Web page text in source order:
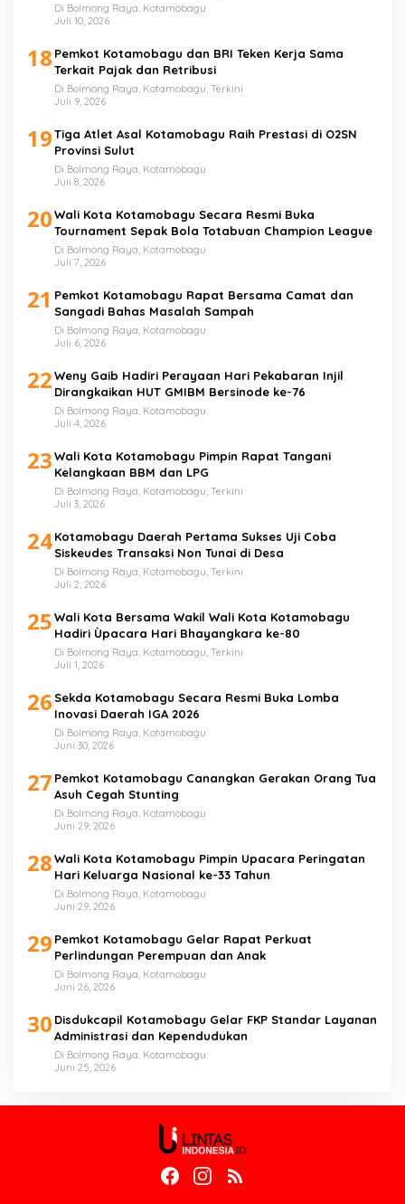
Di Bolmong Raya, Kotamobagu
Juli 10, 2026
18 Pemkot Kotamobagu dan BRI Teken Kerja Sama
Terkait Pajak dan Retribusi
Di Bolmong Raya, Kotamobagu, Terkini
Juli 9, 2026
19Tiga Atlet Asal Kotamobagu Raih Prestasi di O2SN
Provinsi Sulut
Di Bolmong Raya, Kotamobagu
Juli 8, 2026
20Wali Kota Kotamobagu Secara Resmi Buka
Tournament Sepak Bola Totabuan Champion League
Di Bolmong Raya, Kotamobagu
Juli 7, 2026
21 Pemkot Kotamobagu Rapat Bersama Camat dan
Sangadi Bahas Masalah Sampah
Di Bolmong Raya, Kotamobagu
Juli 6, 2026
22Weny Gaib Hadiri Perayaan Hari Pekabaran Injil
Dirangkaikan HUT GMIBM Bersinode ke-76
Di Bolmong Raya, Kotamobagu
Juli 4, 2026
23Wali Kota Kotamobagu Pimpin Rapat Tangani
Kelangkaan BBM dan LPG
Di Bolmong Raya, Kotamobagu, Terkini
Juli 3, 2026
24Kotamobagu Daerah Pertama Sukses Uji Coba
Siskeudes Transaksi Non Tunai di Desa
Di Bolmong Raya, Kotamobagu, Terkini
Juli 2, 2026
25Wali Kota Bersama Wakil Wali Kota Kotamobagu
Hadiri Ùpacara Hari Bhayangkara ke-80
Di Bolmong Raya, Kotamobagu, Terkini
Juli 1, 2026
26 Sekda Kotamobagu Secara Resmi Buka Lomba
Inovasi Daerah IGA 2026
Di Bolmong Raya, Kotamobagu
Juni 30, 2026
27 Pemkot Kotamobagu Canangkan Gerakan Orang Tua
Asuh Cegah Stunting
Di Bolmong Raya, Kotamobagu
Juni 29, 2026
28Wali Kota Kotamobagu Pimpin Upacara Peringatan
Hari Keluarga Nasional ke-33 Tahun
Di Bolmong Raya, Kotamobagu
Juni 29, 2026
29 Pemkot Kotamobagu Gelar Rapat Perkuat
Perlindungan Perempuan dan Anak
Di Bolmong Raya, Kotamobagu
Juni 26, 2026
30 Disdukcapil Kotamobagu Gelar FKP Standar Layanan
Administrasi dan Kependudukan
Di Bolmong Raya, Kotamobagu
Juni 25, 2026